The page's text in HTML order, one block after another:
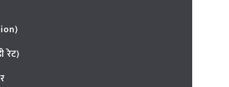
रेट)